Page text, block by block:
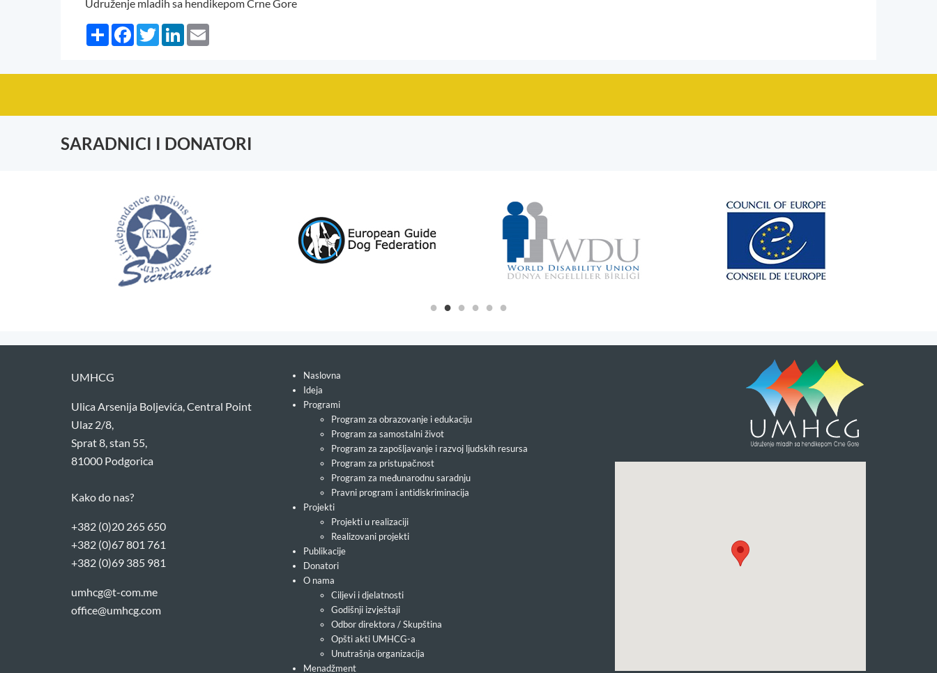
Udruženje mladih sa hendikepom Crne Gore
Share FacebookTwitterLinkedIn
SARADNICI I DONATORI
UMHCG
Ulica Arsenija Boljevića, Central Point
Ulaz 2/8,
Sprat 8, stan 55,
81000 Podgorica
Kako do nas?
+382 (0)20 265 650
+382 (0)67 801 761
+382 (0)69 385 981
umhcg@t-com.me
office@umhcg.com
Naslovna
Ideja
Programi
Program za obrazovanje i edukaciju
Program za samostalni život
Program za zapošljavanje i razvoj ljudskih resursa
Program za pristupačnost
Program za međunarodnu saradnju
Pravni program i antidiskriminacija
Projekti
Projekti u realizaciji
Realizovani projekti
Publikacije
Donatori
O nama
Ciljevi i djelatnosti
Godišnji izvještaji
Odbor direktora / Skupština
Opšti akti UMHCG-a
Unutrašnja organizacija
Menadžment